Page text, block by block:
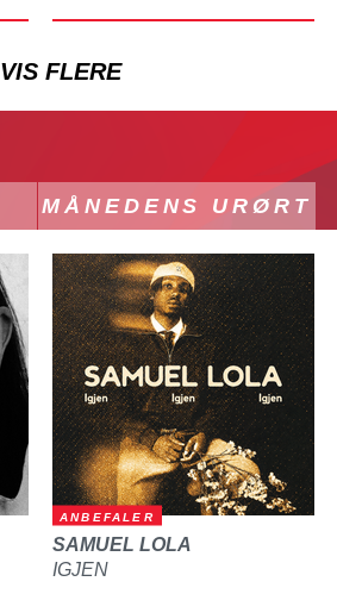
VIS FLERE
MÅNEDENS URØRT
ANBEFALER
SAMUEL LOLA
IGJEN